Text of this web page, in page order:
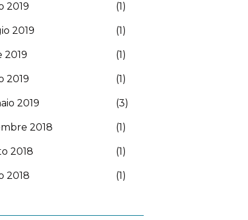
2019 (1)
2019 (1)
2019 (1)
2019 (1)
2019 (3)
2018 (1)
2018 (1)
2018 (1)